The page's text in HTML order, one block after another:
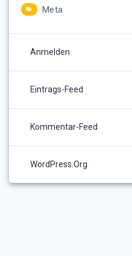
Meta
Anmelden
Eintrags-Feed
Kommentar-Feed
WordPress.org